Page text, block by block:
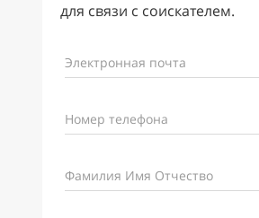
для связи с соискателем.
Электронная почта
Номер телефона
Фамилия Имя Отчество